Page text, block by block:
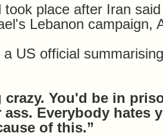
took place after Iran
Lebanon campaign,
US official
crazy. You'd be in
Everybody hates
of this.”